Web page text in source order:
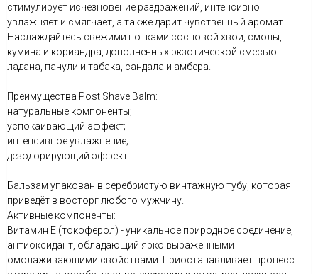
стимулирует исчезновение раздражений, интенсивно
увлажняет и смягчает, а также дарит чувственный аромат.
Наслаждайтесь свежими нотками сосновой хвои, смолы,
кумина и кориандра, дополненных экзотической смесью
ладана, пачули и табака, сандала и амбера.
Преимущества Post Shave Balm:
натуральные компоненты;
успокаивающий эффект;
интенсивное увлажнение;
дезодорирующий эффект.
Бальзам упакован в серебристую винтажную тубу, которая
приведёт в восторг любого мужчину.
Активные компоненты:
Витамин E (токоферол) - уникальное природное соединение,
антиоксидант, обладающий ярко выраженными
омолаживающими свойствами. Приостанавливает процесс